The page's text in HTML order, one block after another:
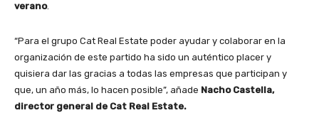
verano.
“Para el grupo Cat Real Estate poder ayudar y colaborar en la
organización de este partido ha sido un auténtico placer y
quisiera dar las gracias a todas las empresas que participan y
que, un año más, lo hacen posible”, añade Nacho Castella,
director general de Cat Real Estate.